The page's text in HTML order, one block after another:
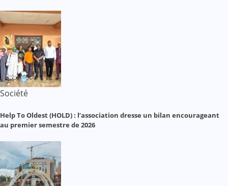
Société
Help To Oldest (HOLD) : l’association dresse un bilan encourageant
au premier semestre de 2026